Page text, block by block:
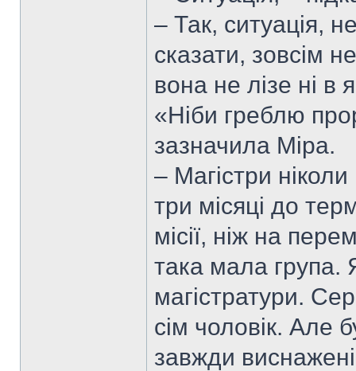
– Так, ситуація,
сказати, зовсім
вона не лізе ні в
«Ніби греблю
зазначила Міра.
– Магістри
три місяці до
місії, ніж на
така мала група.
магістратури.
сім чоловік. Але
завжди